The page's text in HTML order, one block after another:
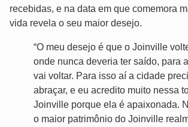
recebidas, e na data em que comemora
vida revela o seu maior desejo.
“O meu desejo é que o Joinville
onde nunca deveria ter saído, para
vai voltar. Para isso aí a cidade
abraçar, e eu acredito muito nessa
Joinville porque ela é apaixonada.
o maior patrimônio do Joinville